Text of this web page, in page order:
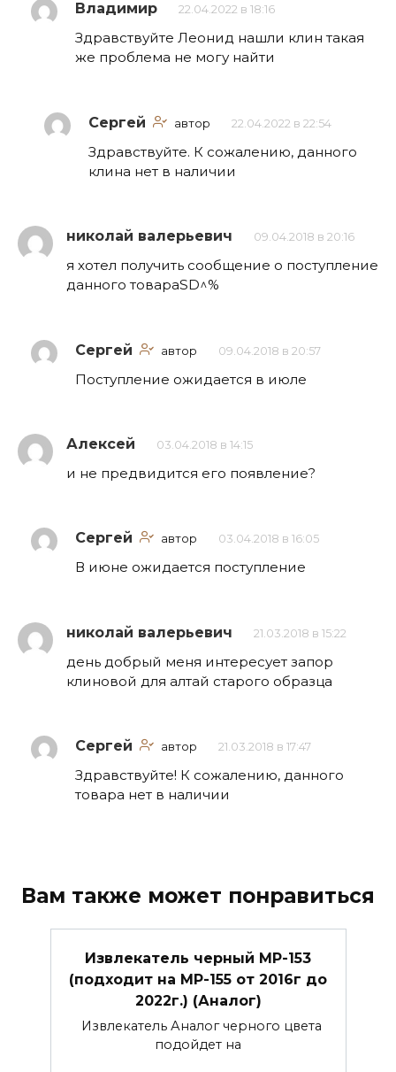
Владимир 22.04.2022 в 18:16
Здравствуйте Леонид нашли клин такая
же проблема не могу найти
Сергей автор 22.04.2022 в 22:54
Здравствуйте. К сожалению, данного
клина нет в наличии
николай валерьевич 09.04.2018 в 20:16
я хотел получить сообщение о поступление
данного товараSD^%
Сергей автор 09.04.2018 в 20:57
Поступление ожидается в июле
Алексей 03.04.2018 в 14:15
и не предвидится его появление?
Сергей автор 03.04.2018 в 16:05
В июне ожидается поступление
николай валерьевич 21.03.2018 в 15:22
день добрый меня интересует запор
клиновой для алтай старого образца
Сергей автор 21.03.2018 в 17:47
Здравствуйте! К сожалению, данного
товара нет в наличии
Вам также может понравиться
Извлекатель черный МР-153
(подходит на МР-155 от 2016г до
2022г.) (Аналог)
Извлекатель Аналог черного цвета
подойдет на